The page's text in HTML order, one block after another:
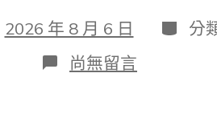
2026 年 8 月 6 日 分
類
分
在
〈特
尚無留言